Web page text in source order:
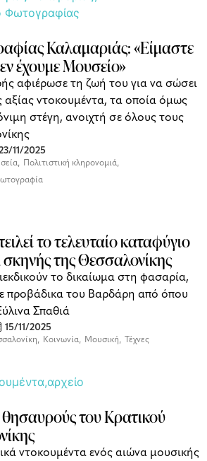
Καλαμαριάς: «Είμαστε
έχουμε Μουσείο»
αφιέρωσε τη ζωή του για να σώσει
ντοκουμέντα, τα οποία όμως
στέγη, ανοιχτή σε όλους τους
11/2025
, Πολιτιστική κληρονομιά,
το τελευταίο καταφύγιο
της Θεσσαλονίκης
το δικαίωμα στη φασαρία,
προβάδικα του Βαρδάρη από όπου
Σπαθιά
15/11/2025
Κοινωνία Μουσική Τέχνες
του Κρατικού
ντοκουμέντα ενός αιώνα μουσικής